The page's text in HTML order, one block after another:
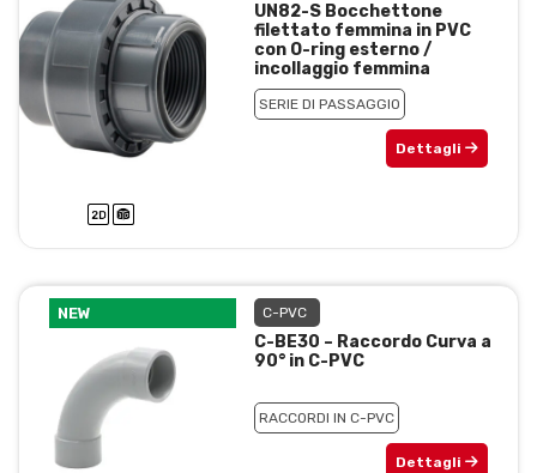
UN82-S Bocchettone
filettato femmina in PVC
con O-ring esterno /
incollaggio femmina
SERIE DI PASSAGGIO
Dettagli
NEW C-PVC
C-BE30 – Raccordo Curva a
90° in C-PVC
RACCORDI IN C-PVC
Dettagli